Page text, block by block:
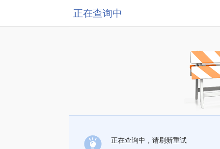
正在查询中
正在查询中，请刷新重试